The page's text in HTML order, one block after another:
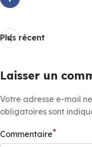
Plus récent
Laisser un
Votre adresse e-mail
obligatoires sont
Commentaire*